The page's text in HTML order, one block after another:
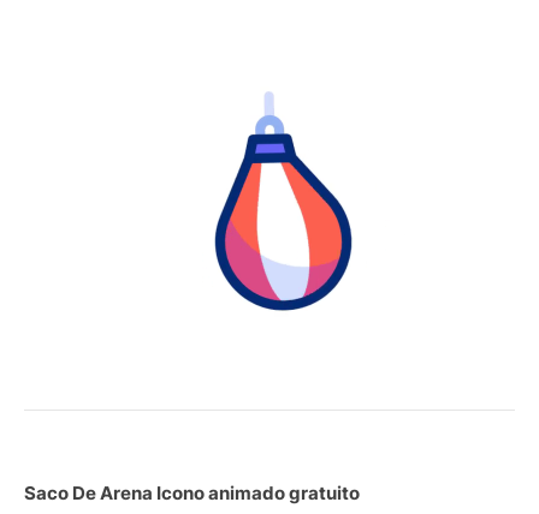
Saco De Arena Icono animado gratuito